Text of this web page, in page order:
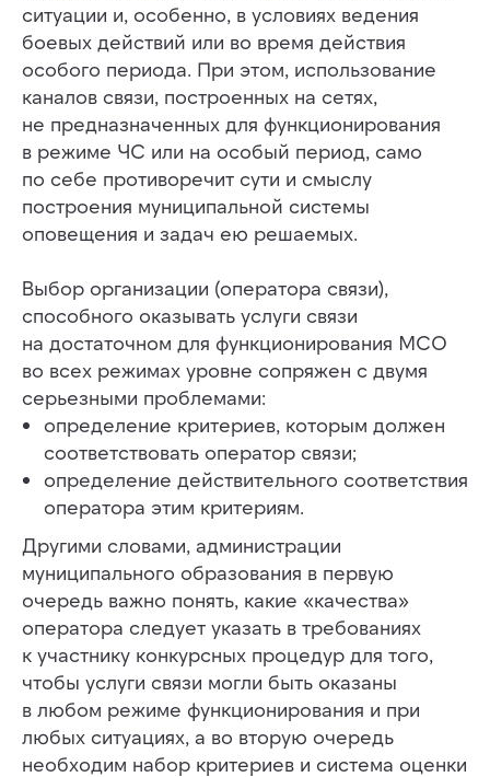
ситуации и, особенно, в условиях ведения
боевых действий или во время действия
особого периода. При этом, использование
каналов связи, построенных на сетях,
не предназначенных для функционирования
в режиме ЧС или на особый период, само
по себе противоречит сути и смыслу
построения муниципальной системы
оповещения и задач ею решаемых.
Выбор организации (оператора связи),
способного оказывать услуги связи
на достаточном для функционирования МСО
во всех режимах уровне сопряжен с двумя
серьезными проблемами:
определение критериев, которым должен
соответствовать оператор связи;
определение действительного соответствия
оператора этим критериям.
Другими словами, администрации
муниципального образования в первую
очередь важно понять, какие «качества»
оператора следует указать в требованиях
к участнику конкурсных процедур для того,
чтобы услуги связи могли быть оказаны
в любом режиме функционирования и при
любых ситуациях, а во вторую очередь
необходим набор критериев и система оценки